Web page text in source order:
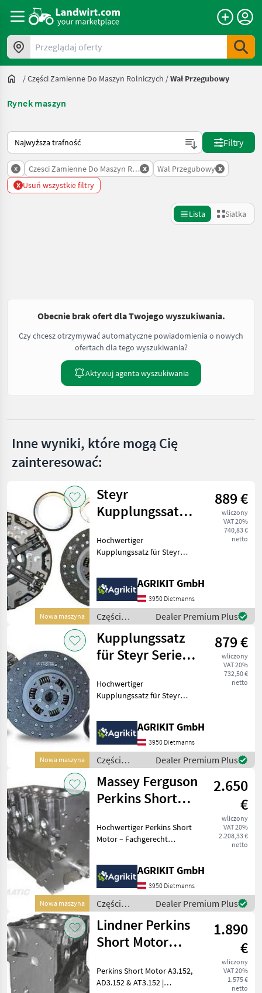
Przeglądaj oferty
/Części Zamienne Do Maszyn Rolniczych /Wał Przegubowy
Rynek maszyn
Tak sortuje się na Landwirt.com
Filtry
x Czesci Zamienne Do Maszyn Rolniczych
x Wal Przegubowy x
x Usuń wszystkie filtry
Lista Siatka
Obecnie brak ofert dla Twojego wyszukiwania.
Czy chcesz otrzymywać automatyczne powiadomienia o nowych
ofertach dla tego wyszukiwania?
Aktywuj agenta wyszukiwania
Inne wyniki, które mogą Cię
zainteresować:
Nowa maszyna
Steyr
Kupplungssatz
Kupplungsscheibe
889 €
wliczony
VAT 20%
740,83 €
netto
Hochwertiger
Kupplungssatz für Steyr
Kupplungssatz eignet sich
ideal für die fachgerechte
Reparatur oder
Instandsetzung d
AGRIKIT GmbH
3950 Dietmanns
Części
zamienne do
maszyn
rolniczych /
Steyr
Dealer Premium Plus
Nowa maszyna
Kupplungssatz
für Steyr Serie
Geot
879 €
wliczony
VAT 20%
732,50 €
netto
Hochwertiger
Kupplungssatz für Steyr
Kupplungssatz eignet sich
ideal für die fachgerechte
Reparatur oder
Instandsetzung d
AGRIKIT GmbH
3950 Dietmanns
Części
zamienne do
maszyn
rolniczych /
Steyr
Dealer Premium Plus
Nowa maszyna
Massey Ferguson
Perkins Short
AT4.236 & A4.248
2.650
€
wliczony
VAT 20%
2.208,33 €
netto
Hochwertiger Perkins Short
Motor – Fachgerecht
Perkins Short Motor ist die
ideale Lösung für eine
professionelle
Motorinstand
AGRIKIT GmbH
3950 Dietmanns
Części
zamienne do
maszyn
rolniczych /
Massey
Dealer Premium Plus
Lindner Perkins
Short Motor
& AT3.152
1.890
€
wliczony
VAT 20%
1.575 €
netto
Perkins Short Motor A3.152,
AD3.152 & AT3.152 |